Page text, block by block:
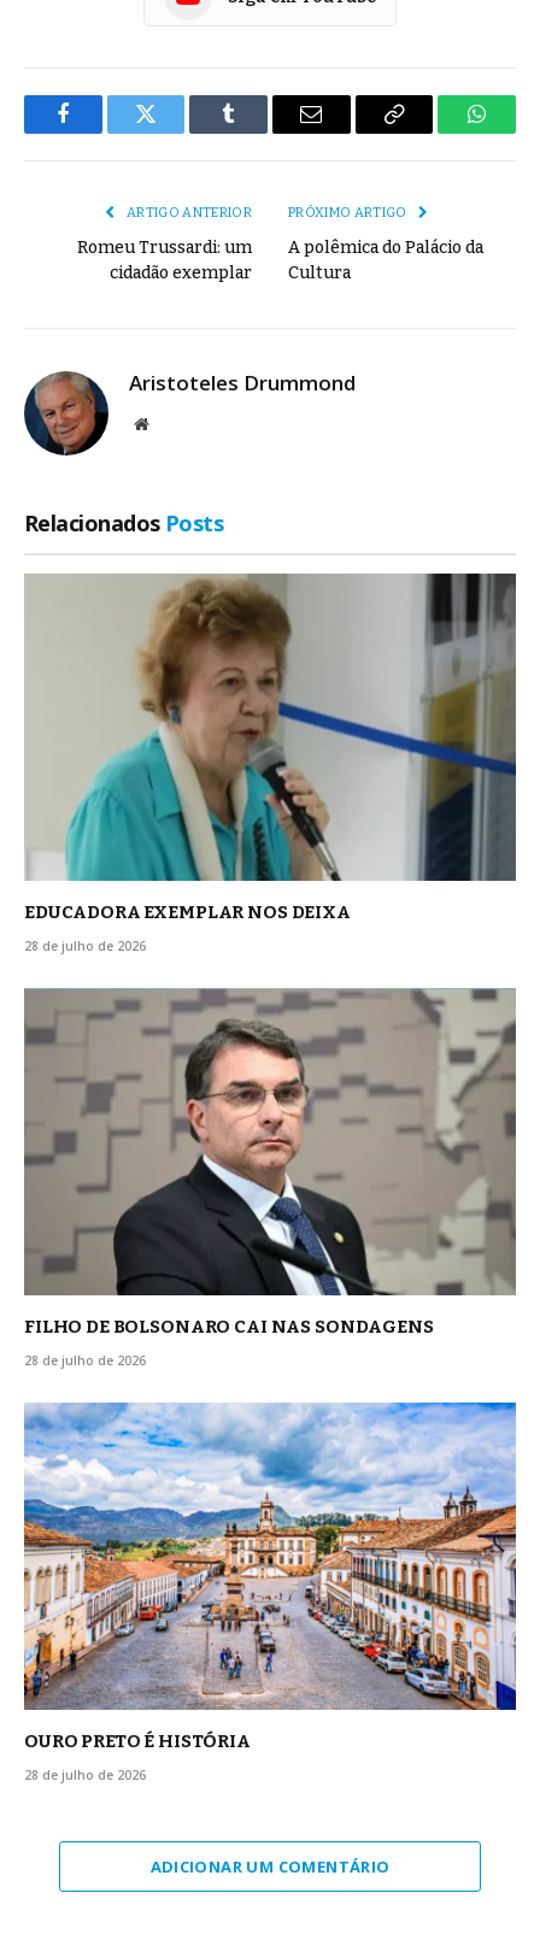
FacebookTwitter Tumblr
E-
Copiar
ARTIGO ANTERIOR
Romeu Trussardi: um
cidadão exemplar
PRÓXIMO ARTIGO
A polêmica do Palácio da
Cultura
Aristoteles Drummond
Site
Relacionados Posts
EDUCADORA EXEMPLAR NOS DEIXA
28 de julho de 2026
FILHO DE BOLSONARO CAI NAS SONDAGENS
28 de julho de 2026
OURO PRETO É HISTÓRIA
28 de julho de 2026
ADICIONAR UM COMENTÁRIO